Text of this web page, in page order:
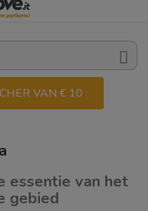

VAN € 10
essentie van het
gebied